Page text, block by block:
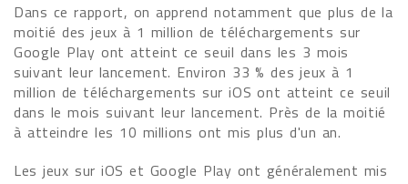
Dans ce rapport, on apprend notamment que plus de la
moitié des jeux à 1 million de téléchargements sur
Google Play ont atteint ce seuil dans les 3 mois
suivant leur lancement. Environ 33 % des jeux à 1
million de téléchargements sur iOS ont atteint ce seuil
dans le mois suivant leur lancement. Près de la moitié
à atteindre les 10 millions ont mis plus d'un an.
Les jeux sur iOS et Google Play ont généralement mis